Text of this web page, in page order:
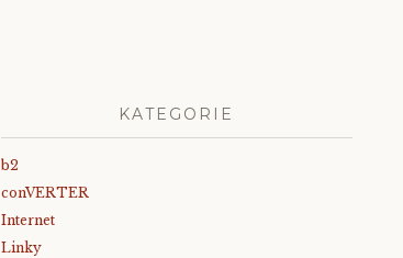
KATEGORIE
b2
conVERTER
Internet
Linky